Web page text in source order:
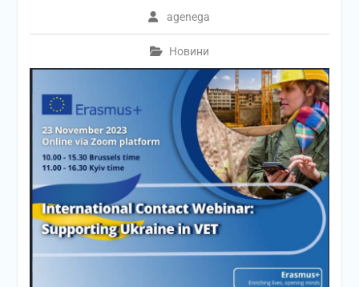
agenega
Новини